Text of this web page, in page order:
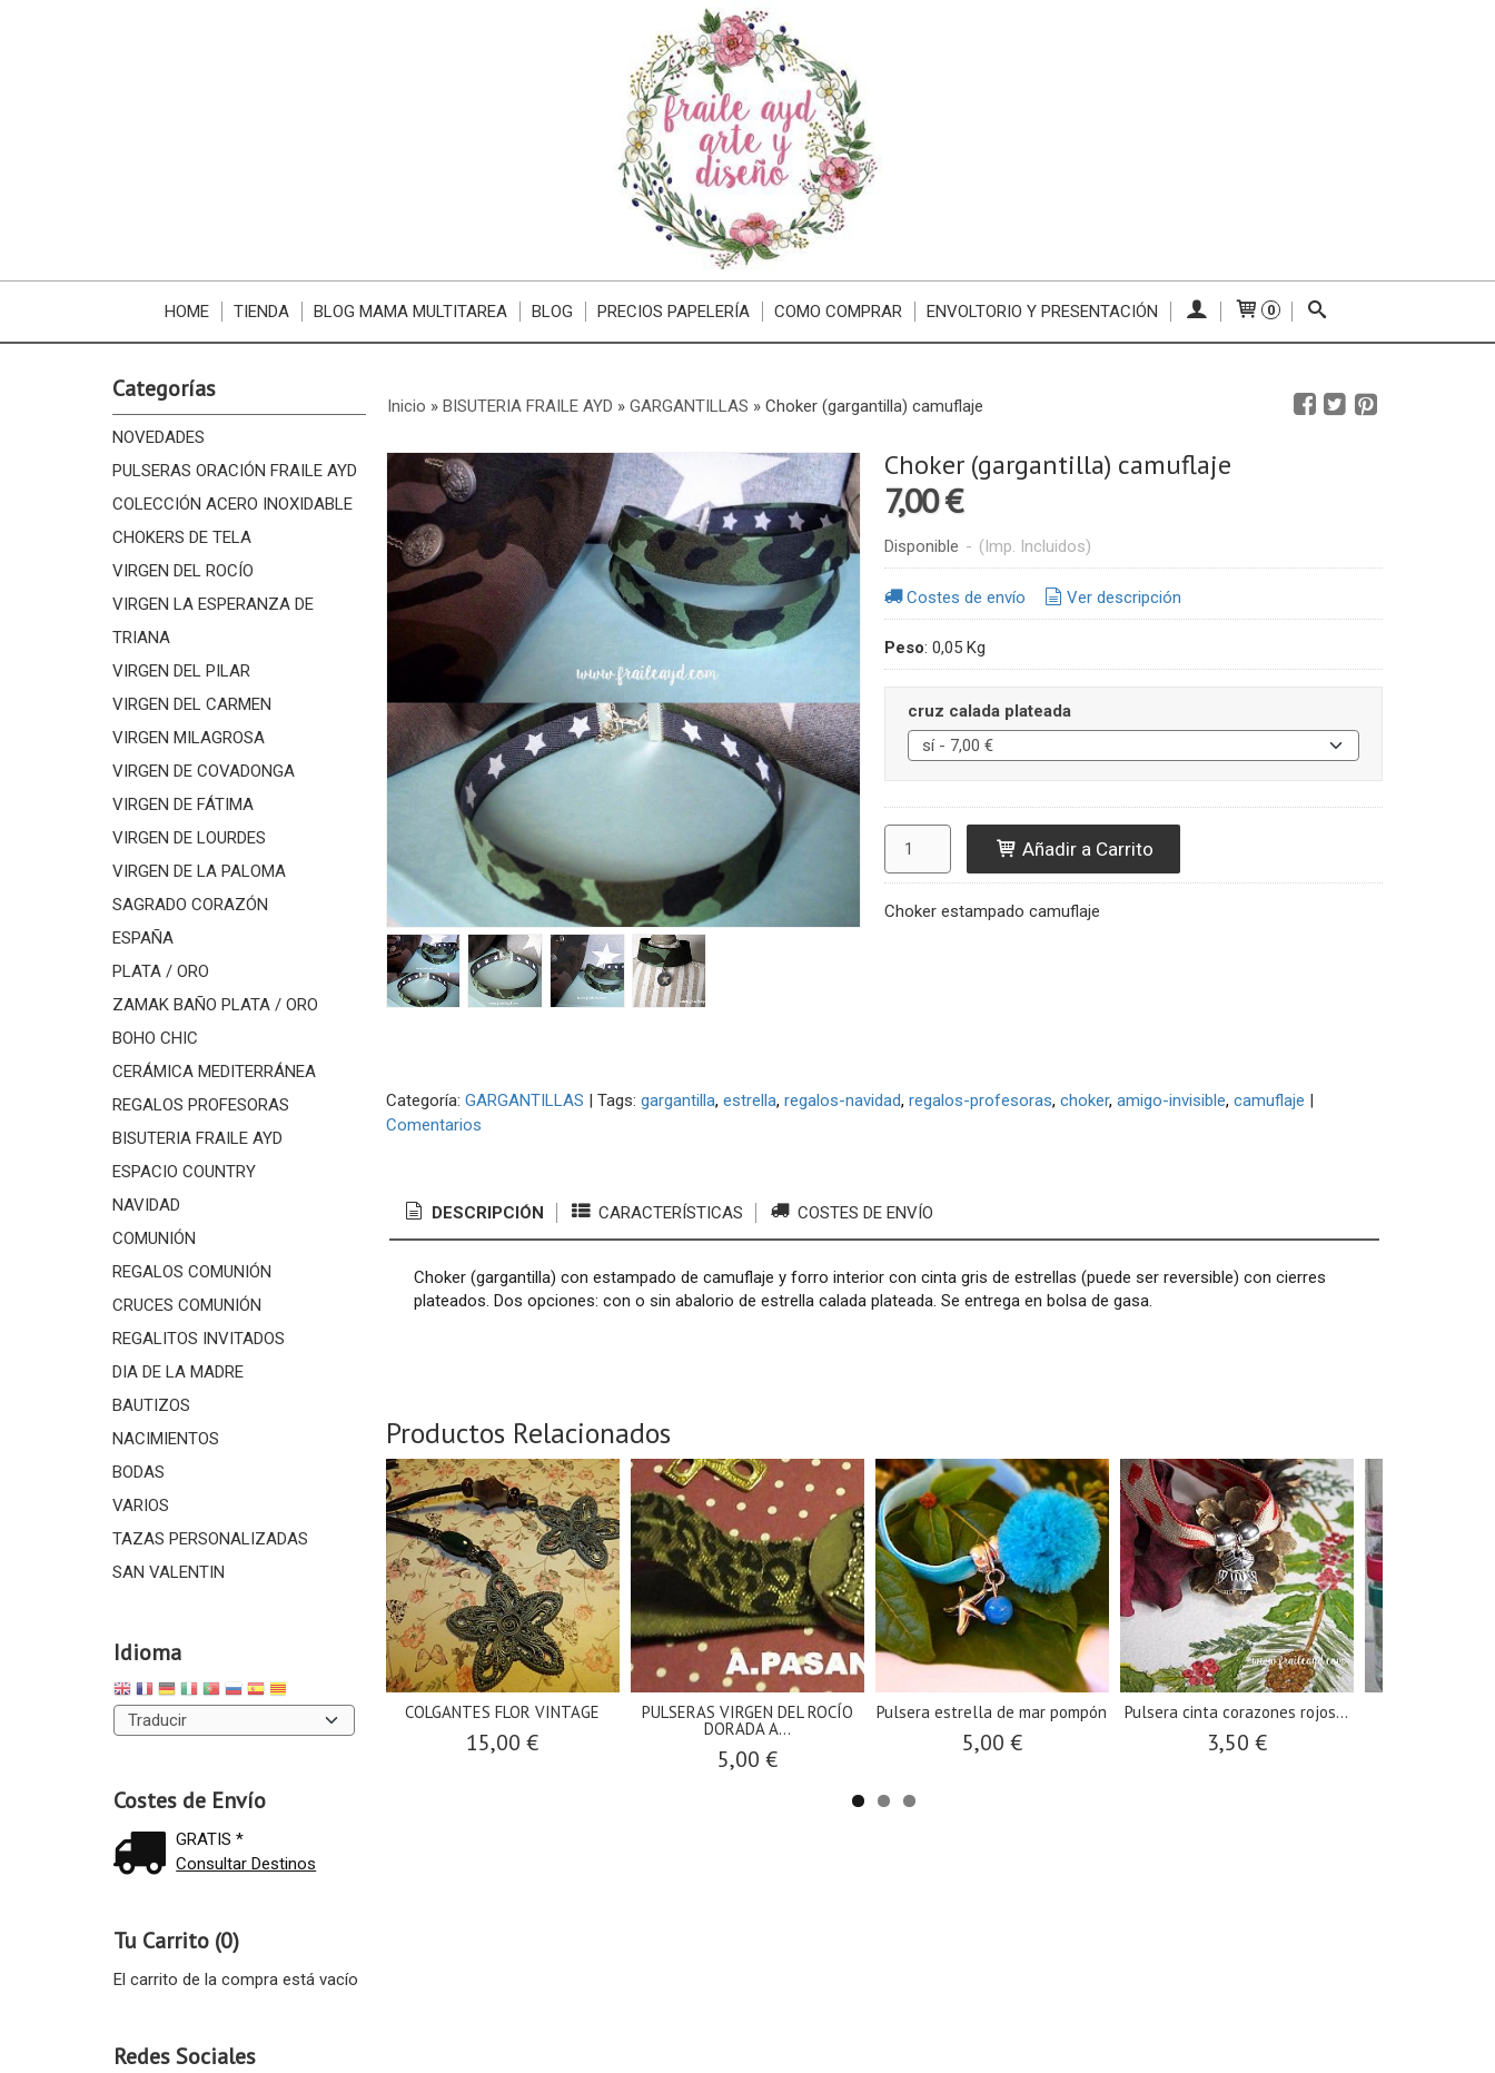
HOME TIENDA BLOG MAMA MULTITAREA BLOG PRECIOS PAPELERÍA COMO COMPRAR ENVOLTORIO Y PRESENTACIÓN 0
Categorías
NOVEDADES
PULSERAS ORACIÓN FRAILE AYD
COLECCIÓN ACERO INOXIDABLE
CHOKERS DE TELA
VIRGEN DEL ROCÍO
VIRGEN LA ESPERANZA DE
TRIANA
VIRGEN DEL PILAR
VIRGEN DEL CARMEN
VIRGEN MILAGROSA
VIRGEN DE COVADONGA
VIRGEN DE FÁTIMA
VIRGEN DE LOURDES
VIRGEN DE LA PALOMA
SAGRADO CORAZÓN
ESPAÑA
PLATA / ORO
ZAMAK BAÑO PLATA / ORO
BOHO CHIC
CERÁMICA MEDITERRÁNEA
REGALOS PROFESORAS
BISUTERIA FRAILE AYD
ESPACIO COUNTRY
NAVIDAD
COMUNIÓN
REGALOS COMUNIÓN
CRUCES COMUNIÓN
REGALITOS INVITADOS
DIA DE LA MADRE
BAUTIZOS
NACIMIENTOS
BODAS
VARIOS
TAZAS PERSONALIZADAS
SAN VALENTIN
Idioma
Costes de Envío
GRATIS *
Consultar Destinos
Tu Carrito (0)
El carrito de la compra está vacío
Redes Sociales
Inicio » BISUTERIA FRAILE AYD » GARGANTILLAS » Choker (gargantilla) camuflaje
Choker (gargantilla) camuflaje
7,00 €
Disponible - (Imp. Incluidos)
Costes de envío Ver descripción
Peso: 0,05 Kg
cruz calada plateada
Añadir a Carrito
Choker estampado camuflaje
Categoría: GARGANTILLAS | Tags: gargantilla estrella regalos-navidad regalos-profesoras choker amigo-invisible camuflaje |
Comentarios
DESCRIPCIÓN CARACTERÍSTICAS COSTES DE ENVÍO
Choker (gargantilla) con estampado de camuflaje y forro interior con cinta gris de estrellas (puede ser reversible) con cierres
plateados. Dos opciones: con o sin abalorio de estrella calada plateada. Se entrega en bolsa de gasa.
Productos Relacionados
COLGANTES FLOR VINTAGE
15,00 €
PULSERAS VIRGEN DEL ROCÍO
DORADA A...
5,00 €
Pulsera estrella de mar pompón
5,00 €
Pulsera cinta corazones rojos...
3,50 €